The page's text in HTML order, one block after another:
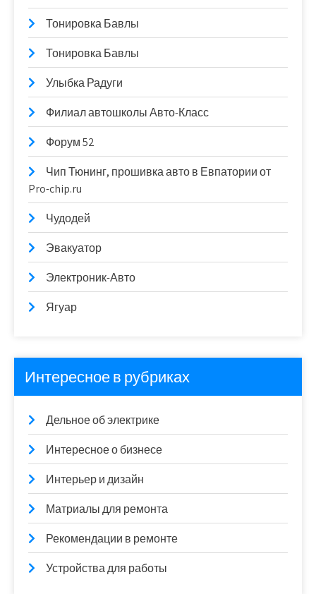
Тонировка Бавлы
Тонировка Бавлы
Улыбка Радуги
Филиал автошколы Авто-Класс
Форум 52
Чип Тюнинг, прошивка авто в Евпатории от
Pro-chip.ru
Чудодей
Эвакуатор
Электроник-Авто
Ягуар
Интересное в рубриках
Дельное об электрике
Интересное о бизнесе
Интерьер и дизайн
Матриалы для ремонта
Рекомендации в ремонте
Устройства для работы